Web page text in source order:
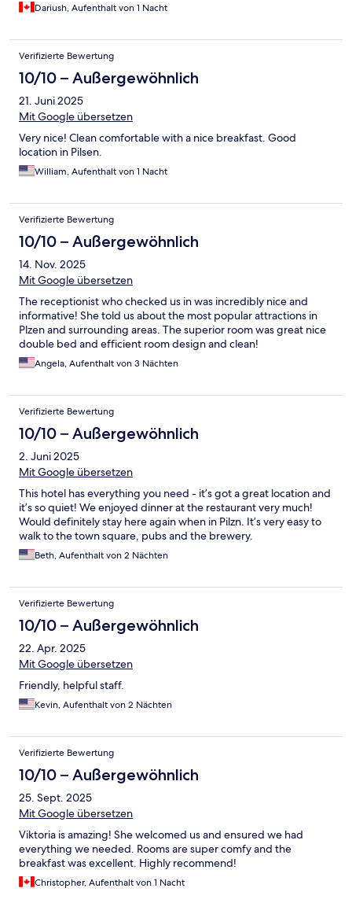
Dariush, Aufenthalt von 1 Nacht
Verifizierte Bewertung
10/10 – Außergewöhnlich
21. Juni 2025
Mit Google übersetzen
Very nice! Clean comfortable with a nice breakfast. Good
location in Pilsen.
William, Aufenthalt von 1 Nacht
Verifizierte Bewertung
10/10 – Außergewöhnlich
14. Nov. 2025
Mit Google übersetzen
The receptionist who checked us in was incredibly nice and
informative! She told us about the most popular attractions in
Plzen and surrounding areas. The superior room was great nice
double bed and efficient room design and clean!
Angela, Aufenthalt von 3 Nächten
Verifizierte Bewertung
10/10 – Außergewöhnlich
2. Juni 2025
Mit Google übersetzen
This hotel has everything you need - it’s got a great location and
it’s so quiet! We enjoyed dinner at the restaurant very much!
Would definitely stay here again when in Pilzn. It’s very easy to
walk to the town square, pubs and the brewery.
Beth, Aufenthalt von 2 Nächten
Verifizierte Bewertung
10/10 – Außergewöhnlich
22. Apr. 2025
Mit Google übersetzen
Friendly, helpful staff.
Kevin, Aufenthalt von 2 Nächten
Verifizierte Bewertung
10/10 – Außergewöhnlich
25. Sept. 2025
Mit Google übersetzen
Viktoria is amazing! She welcomed us and ensured we had
everything we needed. Rooms are super comfy and the
breakfast was excellent. Highly recommend!
Christopher, Aufenthalt von 1 Nacht